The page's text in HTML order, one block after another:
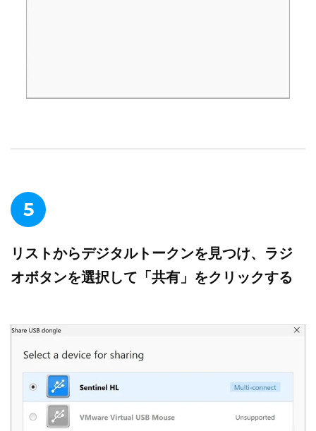
5
リストからデジタルトークンを見つけ、ラジ
オボタンを選択して「共有」をクリックする